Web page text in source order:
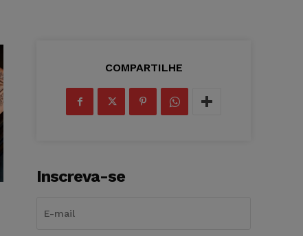
COMPARTILHE
Inscreva-se